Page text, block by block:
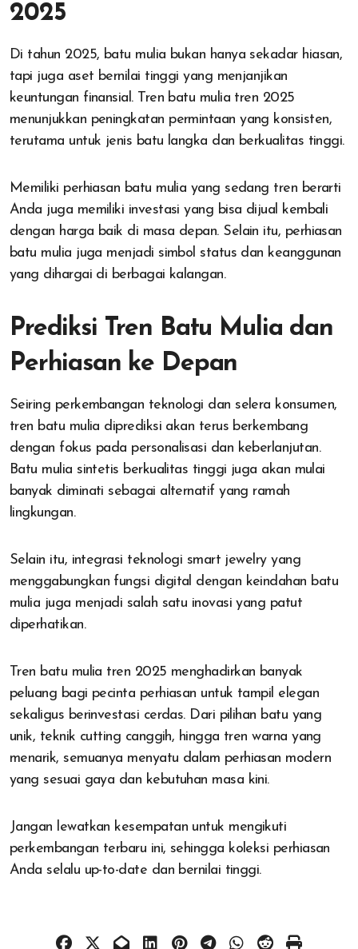
2025
Di tahun 2025, batu mulia bukan hanya sekadar hiasan,
tapi juga aset bernilai tinggi yang menjanjikan
keuntungan finansial. Tren batu mulia tren 2025
menunjukkan peningkatan permintaan yang konsisten,
terutama untuk jenis batu langka dan berkualitas tinggi.
Memiliki perhiasan batu mulia yang sedang tren berarti
Anda juga memiliki investasi yang bisa dijual kembali
dengan harga baik di masa depan. Selain itu, perhiasan
batu mulia juga menjadi simbol status dan keanggunan
yang dihargai di berbagai kalangan.
Prediksi Tren Batu Mulia dan
Perhiasan ke Depan
Seiring perkembangan teknologi dan selera konsumen,
tren batu mulia diprediksi akan terus berkembang
dengan fokus pada personalisasi dan keberlanjutan.
Batu mulia sintetis berkualitas tinggi juga akan mulai
banyak diminati sebagai alternatif yang ramah
lingkungan.
Selain itu, integrasi teknologi smart jewelry yang
menggabungkan fungsi digital dengan keindahan batu
mulia juga menjadi salah satu inovasi yang patut
diperhatikan.
Tren batu mulia tren 2025 menghadirkan banyak
peluang bagi pecinta perhiasan untuk tampil elegan
sekaligus berinvestasi cerdas. Dari pilihan batu yang
unik, teknik cutting canggih, hingga tren warna yang
menarik, semuanya menyatu dalam perhiasan modern
yang sesuai gaya dan kebutuhan masa kini.
Jangan lewatkan kesempatan untuk mengikuti
perkembangan terbaru ini, sehingga koleksi perhiasan
Anda selalu up-to-date dan bernilai tinggi.